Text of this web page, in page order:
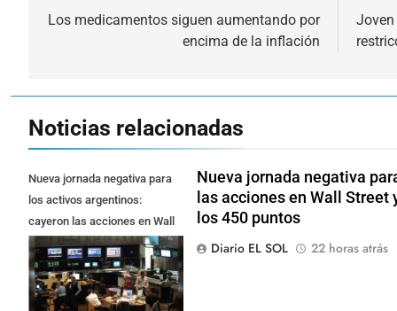
de
Los medicamentos siguen aumentando por
encima de la inflación
Noticias relacionadas
Nueva jornada negativa para
los activos argentinos:
cayeron las acciones en Wall
Street y el riesgo país quedó al
borde de los 450 punt
Nueva jornada negativa
las acciones en Wall
los 450 puntos
Diario EL SOL
22 horas atrás